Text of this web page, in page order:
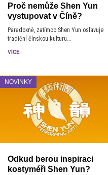
Proč nemůže Shen Yun
vystupovat v Číně?
Paradoxně, zatímco Shen Yun oslavuje
tradiční čínskou kulturu...
VÍCE
NOVINKY
Odkud berou inspiraci
kostyméři Shen Yun?